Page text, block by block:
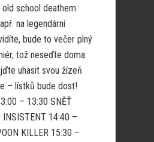
school deathem
na legendární
bude to večer plný
tož neseďte doma
uhasit svou žízeň
– lístků bude dost!
– 13:30 SNĚŤ
14:40 –
KILLER 15:30 –